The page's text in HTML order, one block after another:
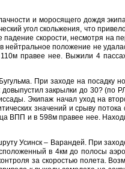
и моросящего дождя
угол скольжения, что
скорости, несмотря на
положение не
правее нее. Выжили 4
При заходе на посадку
закрылки до 30? (по
Экипаж начал уход на
значений и срыву
ВПП и в 598м правее нее.
Усинск – Варандей. При
в 4км до полосы
за скоростью полета.